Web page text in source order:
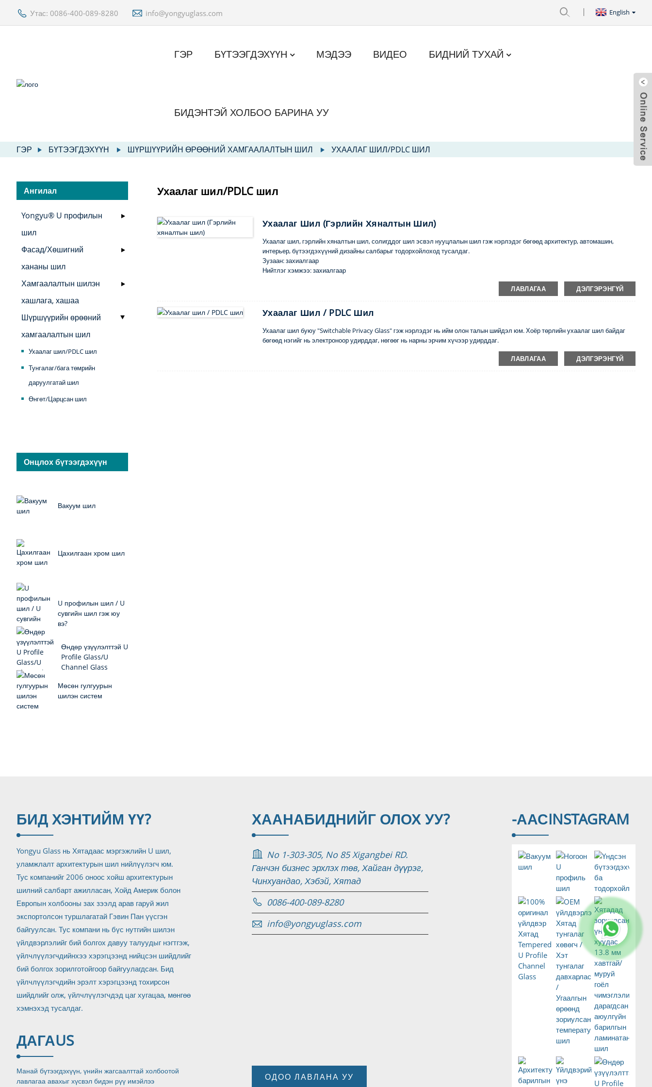
Утас: 0086-400-089-8280 info@yongyuglass.com English
ГЭР БҮТЭЭГДЭХҮҮН МЭДЭЭ ВИДЕО БИДНИЙ ТУХАЙ
БИДЭНТЭЙ ХОЛБОО БАРИНА УУ
ГЭР БҮТЭЭГДЭХҮҮН ШҮРШҮҮРИЙН ӨРӨӨНИЙ ХАМГААЛАЛТЫН ШИЛ УХААЛАГ ШИЛ/PDLC ШИЛ
Ангилал
Yongyu® U профилын
шил
Фасад/Хөшигний
хананы шил
Хамгаалалтын шилэн
хашлага, хашаа
Шүршүүрийн өрөөний
хамгаалалтын шил
Ухаалаг шил/PDLC шил
Тунгалаг/бага төмрийн
даруулгатай шил
Өнгөт/Царцсан шил
Онцлох бүтээгдэхүүн
Вакуум шил
Цахилгаан хром шил
U профилын шил / U
сувгийн шил гэж юу
вэ?
Өндөр үзүүлэлттэй U
Profile Glass/U
Channel Glass
Мөсөн гулгуурын
шилэн систем
Ухаалаг шил/PDLC шил
Ухаалаг Шил (Гэрлийн Хяналтын Шил)
Ухаалаг шил, гэрлийн хяналтын шил, солигддог шил эсвэл нууцлалын шил гэж нэрлэдэг бөгөөд архитектур, автомашин,
интерьер, бүтээгдэхүүний дизайны салбарыг тодорхойлоход тусалдаг.
Зузаан: захиалгаар
Нийтлэг хэмжээ: захиалгаар
Хүргэлтийн хугацаа: хоёр долоо хоног
ЛАВЛАГАА ДЭЛГЭРЭНГҮЙ
Ухаалаг Шил / PDLC Шил
Ухаалаг шил буюу "Switchable Privacy Glass" гэж нэрлэдэг нь ийм олон талын шийдэл юм. Хоёр төрлийн ухаалаг шил байдаг
бөгөөд нэгийг нь электроноор удирддаг, нөгөөг нь нарны эрчим хүчээр удирддаг.
ЛАВЛАГАА ДЭЛГЭРЭНГҮЙ
БИД ХЭНТИЙМ ҮҮ?
Yongyu Glass нь Хятадаас мэргэжлийн U шил,
уламжлалт архитектурын шил нийлүүлэгч юм.
Тус компанийг 2006 оноос хойш архитектурын
шилний салбарт ажилласан, Хойд Америк болон
Европын холбооны зах зээлд арав гаруй жил
экспортолсон туршлагатай Гэвин Пан үүсгэн
байгуулсан. Тус компани нь бүс нутгийн шилэн
үйлдвэрлэлийг бий болгох давуу талуудыг нэгтгэж,
үйлчлүүлэгчдийнхээ хэрэгцээнд нийцсэн шийдлийг
бий болгох зорилготойгоор байгуулагдсан. Бид
үйлчлүүлэгчдийн эрэлт хэрэгцээнд тохирсон
шийдлийг олж, үйлчлүүлэгчдэд цаг хугацаа, мөнгөө
хэмнэхэд тусалдаг.
ХААНАБИДНИЙГ ОЛОХ УУ?
No 1-303-305, No 85 Xigangbei RD.
Ганчэн бизнес эрхлэх төв, Хайган дүүрэг,
Чинхуандао, Хэбэй, Хятад
0086-400-089-8280
info@yongyuglass.com
ДАГАUS
Манай бүтээгдэхүүн, үнийн жагсаалттай холбоотой
лавлагаа авахыг хүсвэл бидэн рүү имэйлээ
ОДОО ЛАВЛАНА УУ
-ААСINSTAGRAM